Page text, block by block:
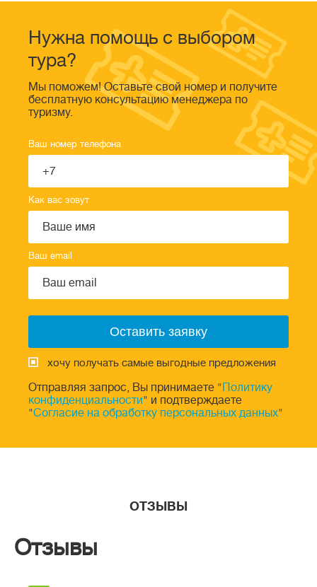
Нужна помощь с выбором
тура?
Мы поможем! Оставьте свой номер и получите
бесплатную консультацию менеджера по
туризму.
Ваш номер телефона
Как вас зовут
Ваш email
хочу получать самые выгодные предложения
Отправляя запрос, Вы принимаете " Политику
конфиденциальности" и подтверждаете
"Согласие на обработку персональных данных"
ОТЗЫВЫ
Отзывы